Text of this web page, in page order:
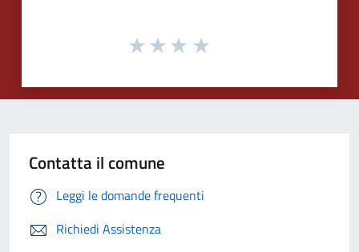
Contatta il comune
Leggi le domande frequenti
Richiedi Assistenza